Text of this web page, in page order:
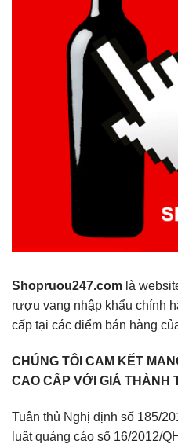
Shopruou247.com là
rượu vang nhập khẩu chính
cấp tại các điểm bán hàng
CHÚNG TÔI CAM KẾT
CAO CẤP VỚI GIÁ THÀNH
Tuân thủ Nghị định số 185/
luật quảng cáo số 16/2012/